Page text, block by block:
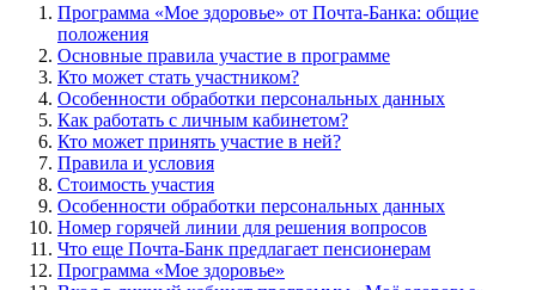
Программа «Мое здоровье» от Почта-Банка: общие
положения
Основные правила участие в программе
Кто может стать участником?
Особенности обработки персональных данных
Как работать с личным кабинетом?
Кто может принять участие в ней?
Правила и условия
Стоимость участия
Особенности обработки персональных данных
Номер горячей линии для решения вопросов
Что еще Почта-Банк предлагает пенсионерам
Программа «Мое здоровье»